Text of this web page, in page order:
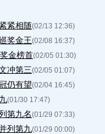
紧相随(02/13 12:36)
奖金王(02/08 16:37)
金榜首(02/05 01:30)
冲第三(02/05 01:07)
仍有望(02/04 16:45)
(01/30 17:47)
第九名(01/29 07:33)
列第九(01/29 00:00)